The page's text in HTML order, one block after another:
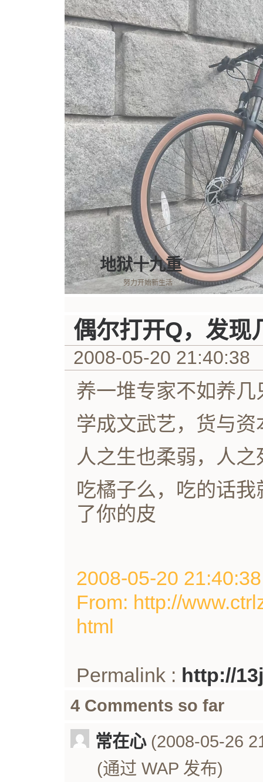
地狱十九重
努力开始新生活
偶尔打开Q，发现
2008-05-20 21:40:38
养一堆专家不如养几
学成文武艺，货与资
人之生也柔弱，人之
吃橘子么，吃的话
了你的皮
2008-05-20
From: http://
html
Permalink : http://
4 Comments so far
常在心(2008-05-26
(通过 WAP 发布)